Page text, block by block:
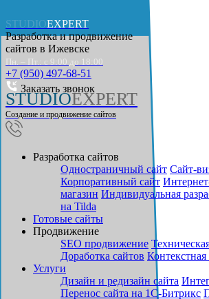
STUDIOEXPERT
Разработка и продвижение
сайтов в Ижевске
Пн. – Пт.: с 9:00 до 18:00
+7 (950) 497-68-51
Заказать звонок
STUDIOEXPERT
Создание и продвижение сайтов
Разработка сайтов
Одностраничный сайт Cайт-
Корпоративный сайт
магазин Индивидуальная
на Tilda
Готовые сайты
Продвижение
SEO продвижение
Доработка сайтов Контекстная
Услуги
Дизайн и редизайн сайта
Перенос сайта на 1С-Битрикс